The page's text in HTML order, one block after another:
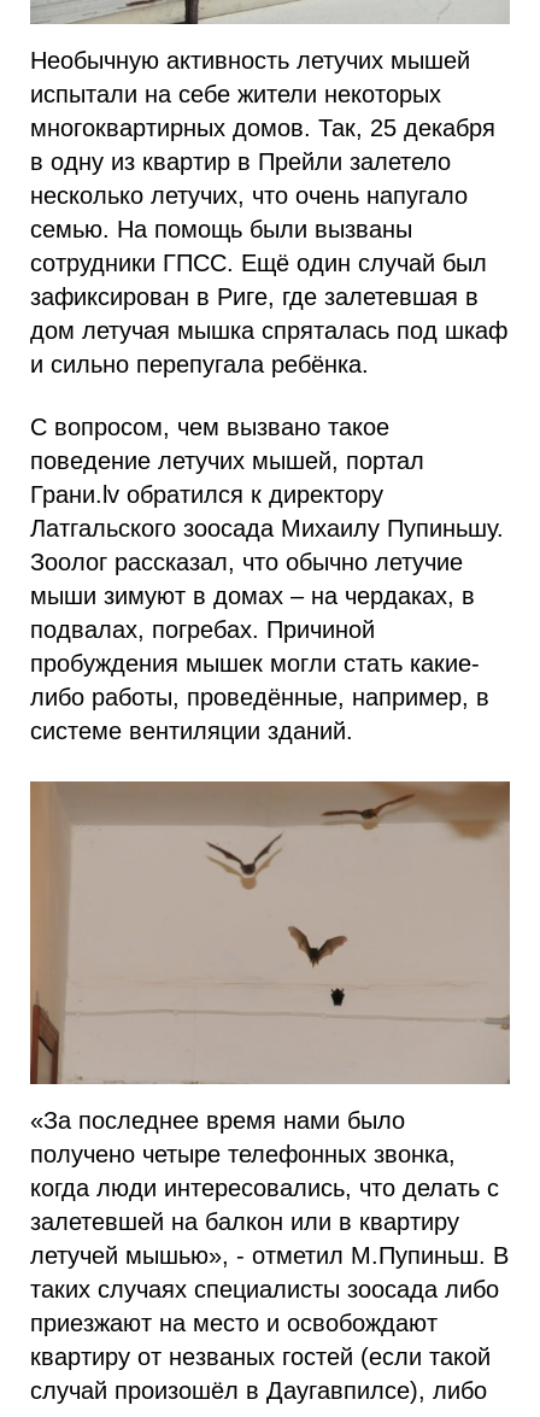
Необычную активность летучих мышей
испытали на себе жители некоторых
многоквартирных домов. Так, 25 декабря
в одну из квартир в Прейли залетело
несколько летучих, что очень напугало
семью. На помощь были вызваны
сотрудники ГПСС. Ещё один случай был
зафиксирован в Риге, где залетевшая в
дом летучая мышка спряталась под шкаф
и сильно перепугала ребёнка.
С вопросом, чем вызвано такое
поведение летучих мышей, портал
Грани.lv обратился к директору
Латгальского зоосада Михаилу Пупиньшу.
Зоолог рассказал, что обычно летучие
мыши зимуют в домах – на чердаках, в
подвалах, погребах. Причиной
пробуждения мышек могли стать какие-
либо работы, проведённые, например, в
системе вентиляции зданий.
«За последнее время нами было
получено четыре телефонных звонка,
когда люди интересовались, что делать с
залетевшей на балкон или в квартиру
летучей мышью», - отметил М.Пупиньш. В
таких случаях специалисты зоосада либо
приезжают на место и освобождают
квартиру от незваных гостей (если такой
случай произошёл в Даугавпилсе), либо